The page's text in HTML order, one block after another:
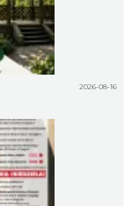
2026-08-16